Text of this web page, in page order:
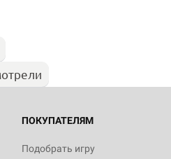
ПОКУПАТЕЛЯМ
Подобрать игру